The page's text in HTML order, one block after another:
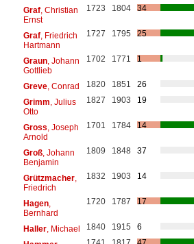
Graf, Christian
Ernst
1723 1804 34
Graf, Friedrich
Hartmann
1727 1795 25
Graun, Johann
Gottlieb
1702 1771 1
Greve, Conrad 1820 1851
26
Grimm , Julius
Otto
1827 1903 19
Gross , Joseph
Arnold
1701 1784 14
Groß, Johann
Benjamin
1809 1848 37
Grützmacher,
Friedrich
1832 1903 14
Hagen,
Bernhard
1720 1787 17
Haller, Michael 1840 1915
6